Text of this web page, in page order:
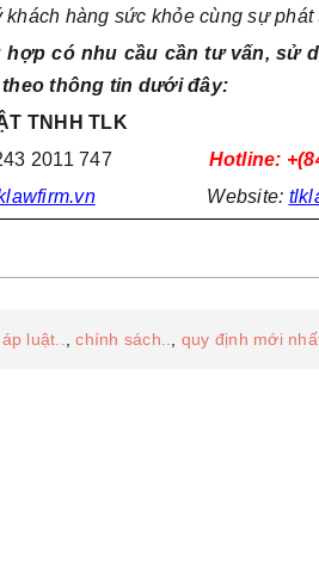
khách hàng sức khỏe cùng sự
hợp có nhu cầu cần tư vấn, sử
thông tin dưới đây:
TNHH TLK
243 2011 747 Hotline:
Website:
luật.. ,chính sách.. quy định mới